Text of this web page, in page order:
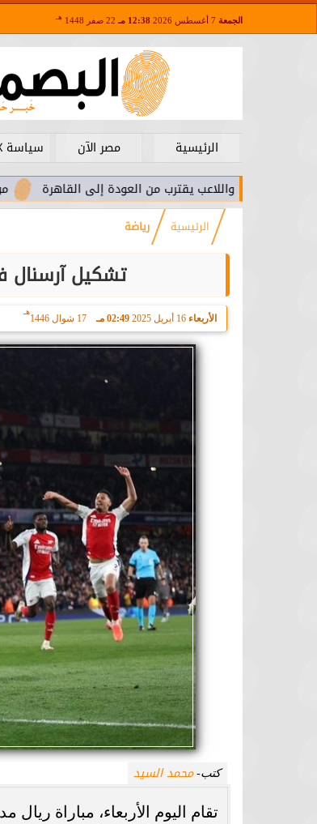
الجمعة 12:38 مـ 22 صفر 1448 هـ
الرئيسية مصر الآن سياسة X سياسة
موعد سفر واللاعب يقترب من العودة إلى القاهرة
الرئيسية رياضة
تشكيل آرسنال
الأربعاء 16 أبريل 2025 02:49 مـ 17 شوال 1446
هـ
كتب-محمد السيد
تقام اليوم الأربعاء، مباراة